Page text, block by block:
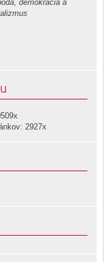
demokracia a
2927x